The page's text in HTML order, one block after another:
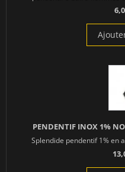
PENDENTIF INOX 1%
Splendide pendentif 1% en